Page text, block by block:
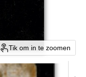
Tik om in te zoomen